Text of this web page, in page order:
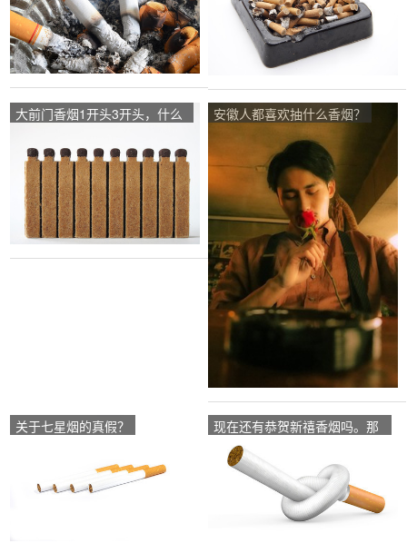
大前门香烟1开头3开头，什么
安徽人都喜欢抽什么香烟？
关于七星烟的真假？
现在还有恭贺新禧香烟吗。那
里有卖？